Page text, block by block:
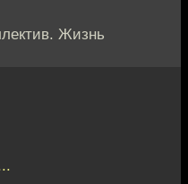
Жизнь